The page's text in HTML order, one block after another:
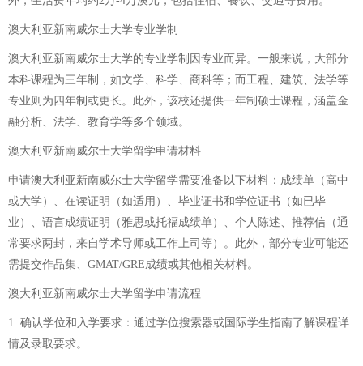
澳大利亚新南威尔士大学专业学制
澳大利亚新南威尔士大学的专业学制因专业而异。一般来说，大部分
本科课程为三年制，如文学、科学、商科等；而工程、建筑、法学等
专业则为四年制或更长。此外，该校还提供一年制硕士课程，涵盖金
融分析、法学、教育学等多个领域。
澳大利亚新南威尔士大学留学申请材料
申请澳大利亚新南威尔士大学留学需要准备以下材料：成绩单（高中
或大学）、在读证明（如适用）、毕业证书和学位证书（如已毕
业）、语言成绩证明（雅思或托福成绩单）、个人陈述、推荐信（通
常要求两封，来自学术导师或工作上司等）。此外，部分专业可能还
需提交作品集、GMAT/GRE成绩或其他相关材料。
澳大利亚新南威尔士大学留学申请流程
1. 确认学位和入学要求：通过学位搜索器或国际学生指南了解课程详
情及录取要求。